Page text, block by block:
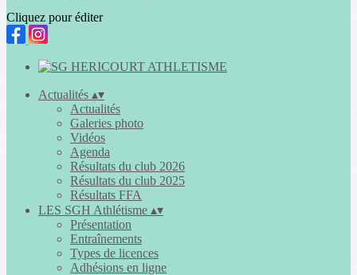
Cliquez pour éditer
Actualités ▴▾
Actualités
Galeries photo
Vidéos
Agenda
Résultats du club 2026
Résultats du club 2025
Résultats FFA
LES SGH Athlétisme ▴▾
Présentation
Entraînements
Types de licences
Adhésions en ligne